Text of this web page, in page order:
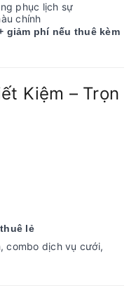
phục lịch sự
chính
giảm phí nếu thuê kèm
Kiệm – Trọn
lẻ
combo dịch vụ cưới,